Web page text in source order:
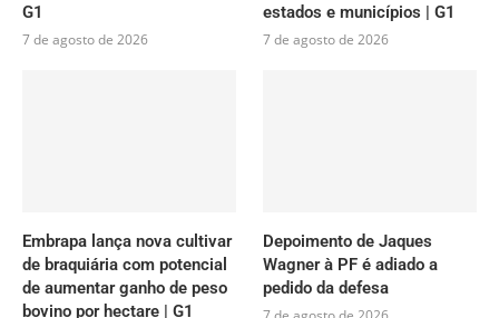
G1
7 de agosto de 2026
estados e municípios | G1
7 de agosto de 2026
Embrapa lança nova cultivar
de braquiária com potencial
de aumentar ganho de peso
bovino por hectare | G1
Depoimento de Jaques
Wagner à PF é adiado a
pedido da defesa